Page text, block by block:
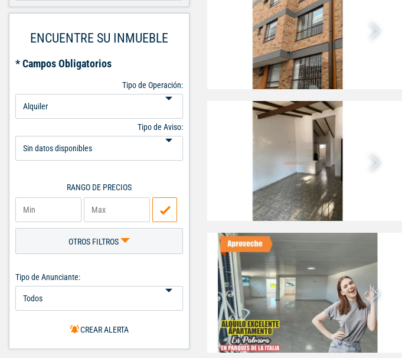
ENCUENTRE SU INMUEBLE
* Campos Obligatorios
Tipo de Operación:
Tipo de Aviso:
RANGO DE PRECIOS
OTROS FILTROS
Tipo de Anunciante:
CREAR ALERTA